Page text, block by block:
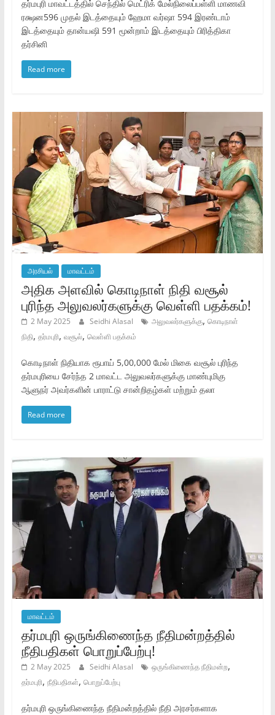
தர்மபுரி மாவட்டத்தில் செந்தில் மெட்ரிக் மேல்நிலைப்பள்ளி மாணவி
ரக்ஷன596 முதல் இடத்தையும் ஹேமா வர்ஷா 594 இரண்டாம்
இடத்தையும் தான்யஷி 591 மூன்றாம் இடத்தையும் பிரித்திகா
தர்சினி
Read more
அரசியல் மாவட்டம்
அதிக அளவில் கொடிநாள் நிதி வசூல்
புரிந்த அலுவலர்களுக்கு வெள்ளி பதக்கம்!
2 May 2025 Seidhi Alasal அலுவலர்களுக்கு, கொடிநாள்
நிதி, தர்மபுரி, வசூல், வெள்ளி பதக்கம்
கொடிநாள் நிதியாக ரூபாய் 5,00,000 மேல் மிகை வசூல் புரிந்த
தர்மபுரியை சேர்ந்த 2 மாவட்ட அலுவலர்களுக்கு மாண்புமிகு
ஆளுநர் அவர்களின் பாராட்டு சான்றிதழ்கள் மற்றும் தலா
Read more
மாவட்டம்
தர்மபுரி ஒருங்கிணைந்த நீதிமன்றத்தில்
நீதிபதிகள் பொறுப்பேற்பு!
2 May 2025 Seidhi Alasal ஒருங்கிணைந்த நீதிமன்ற,
தர்மபுரி, நீதிபதிகள், பொறுப்பேற்பு
தர்மபுரி ஒருங்கிணைந்த நீதிமன்றத்தில் நீதி அரசர்களாக